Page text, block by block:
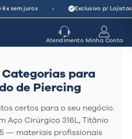
sem juros Exclusivo p/ Lojistas
Atendimento Minha Conta
para
de Piercing
certos para o seu negócio.
Aço Cirúrgico 316L, Titânio
— materiais profissionais